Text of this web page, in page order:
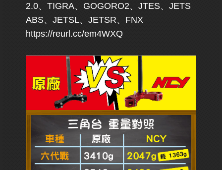
2.0、TIGRA、GOGORO2、JTES、JETS
ABS、JETSL、JETSR、FNX
https://reurl.cc/em4WXQ